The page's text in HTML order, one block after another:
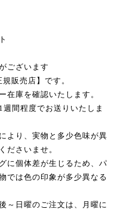
ございます
販売店】です。
庫を確認いたします。
間程度でお送りいたしま
より、実物と多少色味が異
ださいませ。
に個体差が生じるため、パ
では色の印象が多少異なる
～日曜のご注文は、月曜に